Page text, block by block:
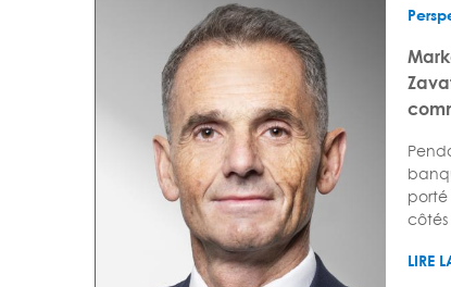
porté
côtés
LIRE